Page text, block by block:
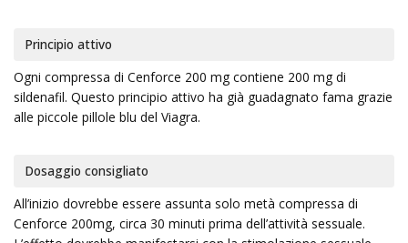
Principio attivo
Ogni compressa di Cenforce 200 mg contiene 200 mg di
sildenafil. Questo principio attivo ha già guadagnato fama grazie
alle piccole pillole blu del Viagra.
Dosaggio consigliato
All’inizio dovrebbe essere assunta solo metà compressa di
Cenforce 200mg, circa 30 minuti prima dell’attività sessuale.